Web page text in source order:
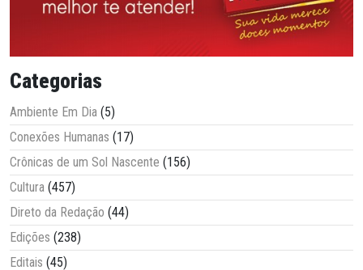
Categorias
Ambiente Em Dia (5)
Conexões Humanas (17)
Crônicas de um Sol Nascente (156)
Cultura (457)
Direto da Redação (44)
Edições (238)
Editais (45)